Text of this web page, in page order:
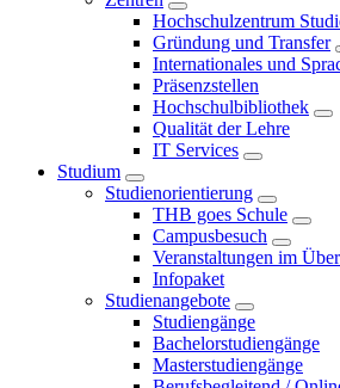
Hochschulzentrum
Gründung und Transfer
Internationales und
Präsenzstellen
Hochschulbibliothek
Qualität der Lehre
IT Services
Studium
Studienorientierung
THB goes Schule
Campusbesuch
Veranstaltungen im
Infopaket
Studienangebote
Studiengänge
Bachelorstudiengänge
Masterstudiengänge